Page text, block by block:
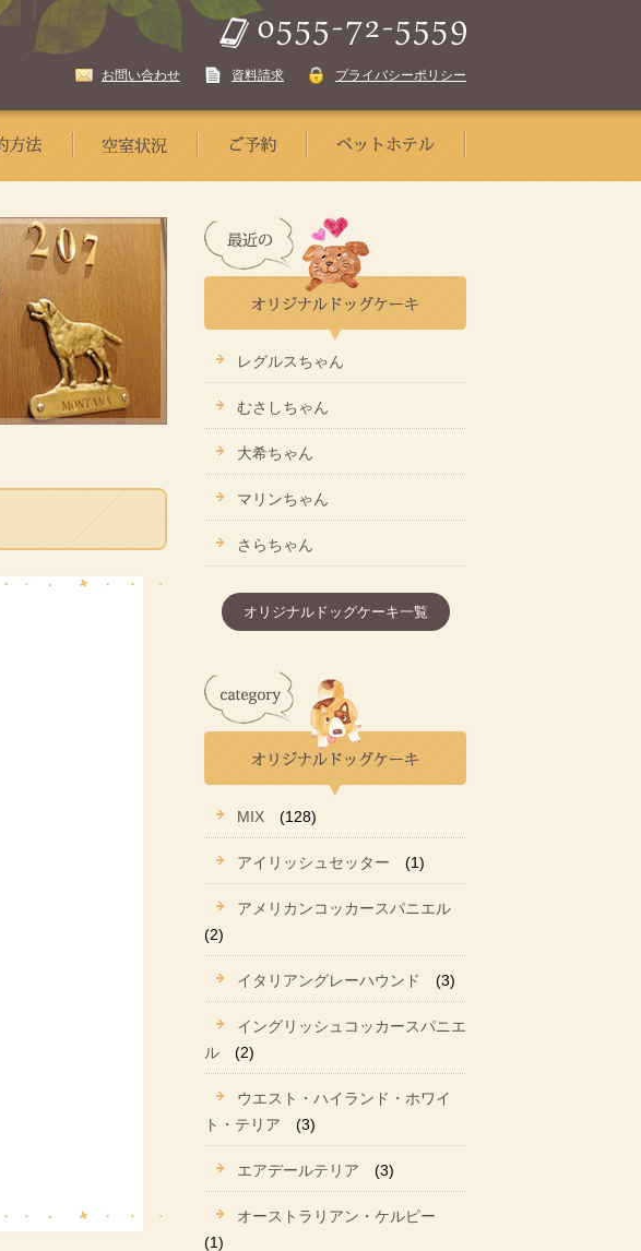
お問い合わせ 資料請求 プライバシーポリシー
レグルスちゃん
むさしちゃん
大希ちゃん
マリンちゃん
さらちゃん
オリジナルドッグケーキ一覧
MIX (128)
アイリッシュセッター (1)
アメリカンコッカースパニエル
(2)
イタリアングレーハウンド (3)
イングリッシュコッカースパニエ
ル
(2)
ウエスト・ハイランド・ホワイ
ト・テリア
(3)
エアデールテリア (3)
オーストラリアン・ケルピー
(1)